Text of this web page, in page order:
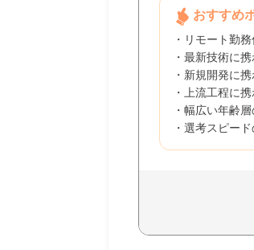
おすすめ
・リモート勤
・最新技術に
・新規開発に
・上流工程に
・幅広い年齢
・選考スピー